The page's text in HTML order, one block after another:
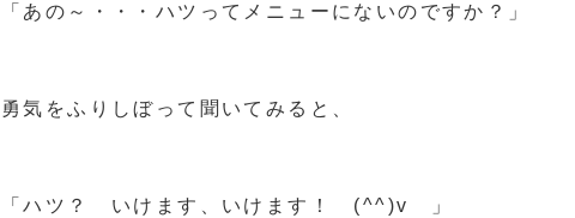
「あの～・・・ハツってメニューにないのですか？」
勇気をふりしぼって聞いてみると、
「ハツ？ いけます、いけます！ (^^)v 」